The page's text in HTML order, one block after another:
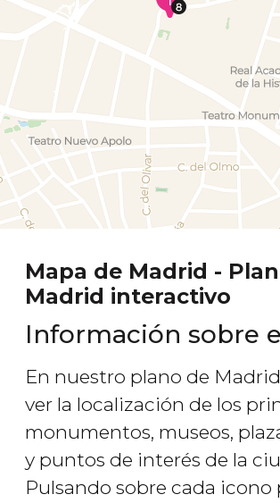
Mapa de Madrid -
Madrid interactivo
Información sobre
En nuestro plano de
ver la localización de los
monumentos, museos,
y puntos de interés de la
Pulsando sobre cada icono